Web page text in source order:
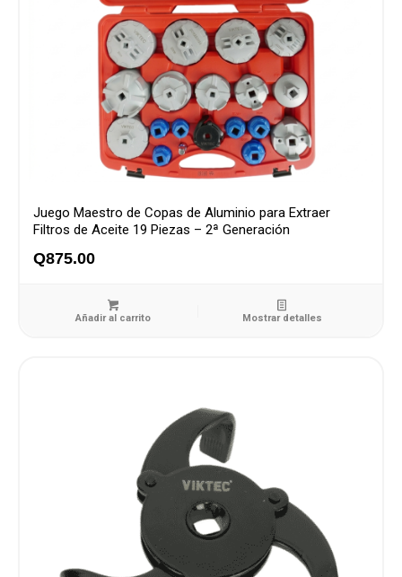
Juego Maestro de Copas de Aluminio para Extraer
Filtros de Aceite 19 Piezas – 2ª Generación
Q875.00
Añadir al carrito Mostrar detalles